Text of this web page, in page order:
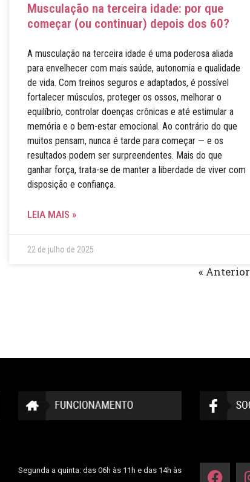
Musculação na terceira idade: por que
começar (ou continuar) depois dos 60?
A musculação na terceira idade é uma poderosa aliada
para envelhecer com mais saúde, autonomia e qualidade
de vida. Com treinos seguros e adaptados, é possível
fortalecer músculos, proteger os ossos, melhorar o
equilíbrio, controlar doenças crônicas e até estimular a
memória e o bem-estar emocional. Ao contrário do que
muitos pensam, nunca é tarde para começar — e os
resultados podem ser surpreendentes. Mais do que
ganhar força, trata-se de manter a liberdade de viver com
disposição e confiança.
LEIA MAIS »
22 de julho de 2025
« Anterior
Segunda a quinta: das 06h às 11h e das 14h às